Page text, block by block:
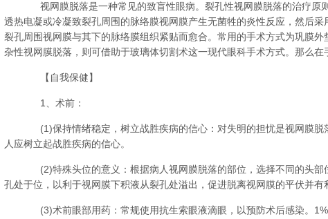
视网膜脱落是一种常见的致盲性眼病。裂孔性视网膜脱落的治疗原则
透热电凝或冷凝致裂孔周围的脉络膜视网膜产生无菌牲的炎性反应，然后
裂孔周围视网膜与其下的脉络膜组织紧贴而愈合。常用的手术方式为巩膜外
杂性视网膜脱落，则可借助于玻璃体切割术这一现代眼科手术方式。那么
【自我保健】
1、术前：
(1)保持情绪稳定，树立战胜疾病的信心：对失明的担忧是视网膜脱
人应树立起战胜疾病的信心。
(2)特殊头位的意义：根据病人视网膜脱落的部位，选择不同的头部
孔处于位，以利于视网膜下积液从裂孔处溢出，促进脱离视网膜的平伏并有
(3)术前眼部用药：常规使用抗生索眼液滴眼，以预防术后感染。1%